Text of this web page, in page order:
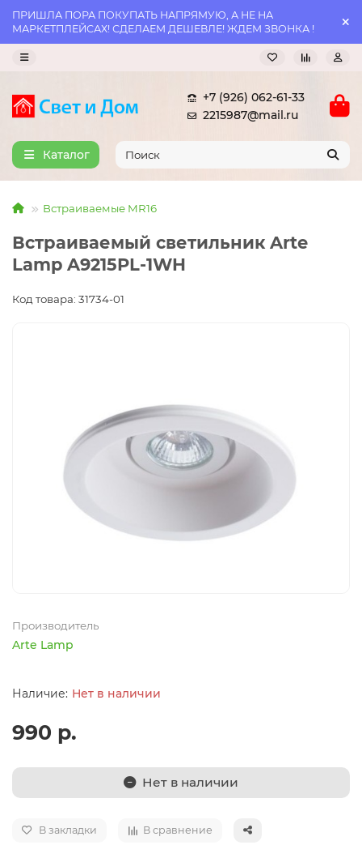
ПРИШЛА ПОРА ПОКУПАТЬ НАПРЯМУЮ, А НЕ НА
МАРКЕТПЛЕЙСАХ! СДЕЛАЕМ ДЕШЕВЛЕ! ЖДЕМ ЗВОНКА !
+7 (926) 062-61-33
2215987@mail.ru
Каталог
Встраиваемые MR16
Встраиваемый светильник Arte
Lamp A9215PL-1WH
Код товара: 31734-01
Производитель
Arte Lamp
Нет в наличии
990 р.
Нет в наличии
В закладки В сравнение